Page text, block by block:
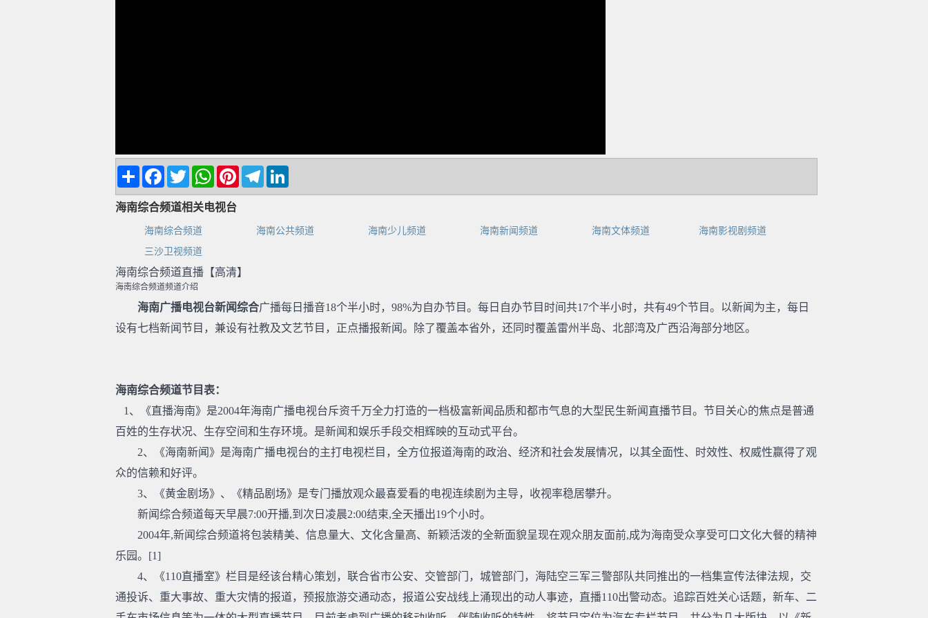
Share FacebookTwitter WhatsAppPinterest Telegram
海南综合频道相关电视台
海南综合频道 海南公共频道 海南少儿频道 海南新闻频道 海南文体频道
海南影视剧频道
三沙卫视频道
海南综合频道直播【高清】
海南综合频道频道介绍
海南广播电视台新闻综合广播每日播音18个半小时，98%为自办节目。每日自办节目时间共17个半小时，共有49个节目。以新闻为主，每日
设有七档新闻节目，兼设有社教及文艺节目，正点播报新闻。除了覆盖本省外，还同时覆盖雷州半岛、北部湾及广西沿海部分地区。
海南综合频道节目表：
1、《直播海南》是2004年海南广播电视台斥资千万全力打造的一档极富新闻品质和都市气息的大型民生新闻直播节目。节目关心的焦点是普通
百姓的生存状况、生存空间和生存环境。是新闻和娱乐手段交相辉映的互动式平台。
2、《海南新闻》是海南广播电视台的主打电视栏目，全方位报道海南的政治、经济和社会发展情况，以其全面性、时效性、权威性赢得了观
众的信赖和好评。
3、《黄金剧场》、《精品剧场》是专门播放观众最喜爱看的电视连续剧为主导，收视率稳居攀升。
新闻综合频道每天早晨7:00开播,到次日凌晨2:00结束,全天播出19个小时。
2004年,新闻综合频道将包装精美、信息量大、文化含量高、新颖活泼的全新面貌呈现在观众朋友面前,成为海南受众享受可口文化大餐的精神
乐园。[1]
4、《110直播室》栏目是经该台精心策划，联合省市公安、交管部门，城管部门，海陆空三军三警部队共同推出的一档集宣传法律法规，交
通投诉、重大事故、重大灾情的报道，预报旅游交通动态，报道公安战线上涌现出的动人事迹，直播110出警动态。追踪百姓关心话题，新车、二